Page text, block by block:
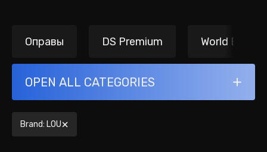
Оправы DS Premium World Brands
OPEN ALL CATEGORIES
Brand: LOU